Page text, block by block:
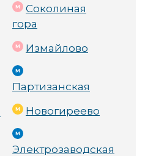
Соколиная
гора
Измайлово
Партизанская
Новогиреево
Электрозаводская